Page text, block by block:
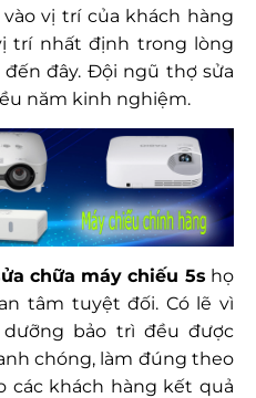
vị trí của khách hàng
trí nhất định trong lòng
đây. Đội ngũ thợ sửa
năm kinh nghiệm.
chữa máy chiếu 5s họ
tâm tuyệt đối. Có lẽ vì
bảo trì đều được
chóng, làm đúng theo
các khách hàng kết quả